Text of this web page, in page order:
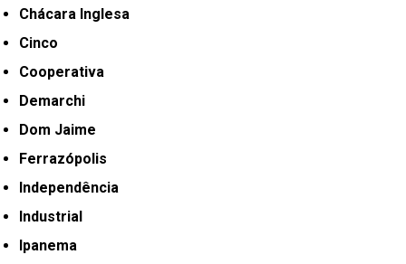
Chácara Inglesa
Cinco
Cooperativa
Demarchi
Dom Jaime
Ferrazópolis
Independência
Industrial
Ipanema